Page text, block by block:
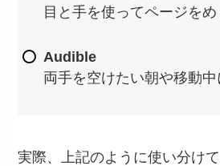
目と手を使ってページをめ
Audible
両手を空けたい朝や移動
実際、上記のように使い分けて